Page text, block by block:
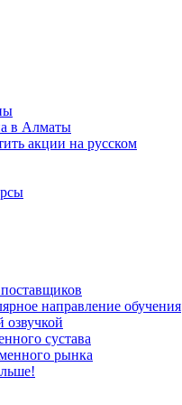
в Алматы
акции на русском
направление обучения
сустава
рынка